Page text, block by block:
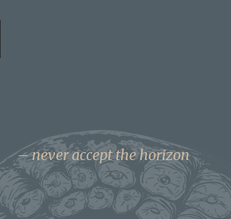
never accept the horizon